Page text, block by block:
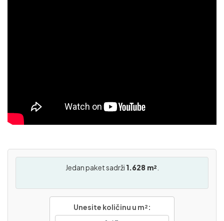
Jedan paket sadrži 1.628 m²
Unesite količinu u m²: